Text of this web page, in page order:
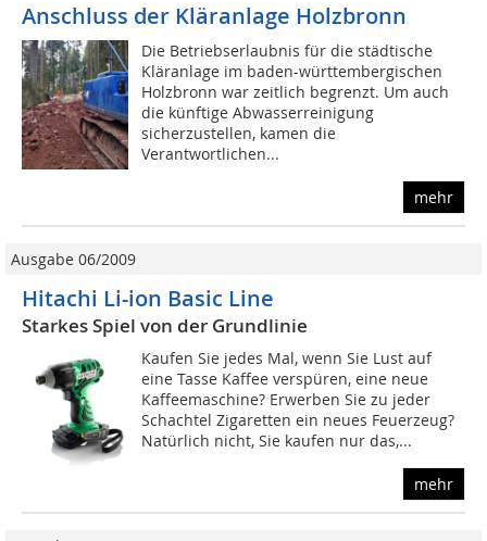
Anschluss der Kläranlage Holzbronn
Die Betriebserlaubnis für die städtische
Kläranlage im baden-württembergischen
Holzbronn war zeitlich begrenzt. Um auch
die künftige Abwasserreinigung
sicherzustellen, kamen die
Verantwortlichen...
mehr
Ausgabe 06/2009
Hitachi Li-ion Basic Line
Starkes Spiel von der Grundlinie
Kaufen Sie jedes Mal, wenn Sie Lust auf
eine Tasse Kaffee verspüren, eine neue
Kaffeemaschine? Erwer­ben Sie zu jeder
Schachtel Zigaretten ein neues Feuerzeug?
Natürlich nicht, Sie kaufen nur das,...
mehr